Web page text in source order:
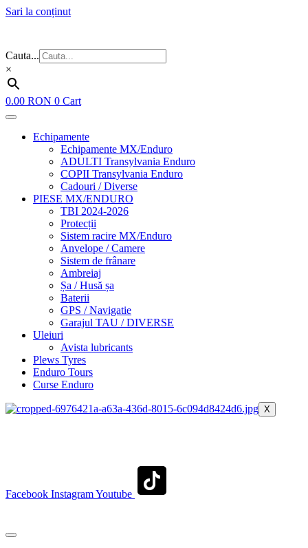
Sari la conținut
Cauta...
×
0.00 RON 0 Cart
Echipamente
Echipamente MX/Enduro
ADULTI Transylvania Enduro
COPII Transylvania Enduro
Cadouri / Diverse
PIESE MX/ENDURO
TBI 2024-2026
Protecții
Sistem racire MX/Enduro
Anvelope / Camere
Sistem de frânare
Ambreiaj
Șa / Husă șa
Baterii
GPS / Navigatie
Garajul TAU / DIVERSE
Uleiuri
Avista lubricants
Plews Tyres
Enduro Tours
Curse Enduro
X
Facebook InstagramYoutube